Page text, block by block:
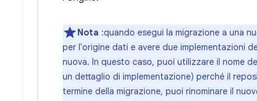
Nota :quando esegui la migrazione a una
per l'origine dati e avere due implementazioni
nuova. In questo caso, puoi utilizzare il nome
un dettaglio di implementazione) perché il
termine della migrazione, puoi rinominare il